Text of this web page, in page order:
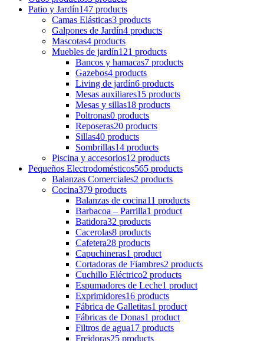
Patio y Jardín147 products
Camas Elásticas3 products
Galpones de Jardín4 products
Mascotas4 products
Muebles de jardín121 products
Bancos y hamacas7 products
Gazebos4 products
Living de jardín6 products
Mesas auxiliares15 products
Mesas y sillas18 products
Poltronas0 products
Reposeras20 products
Sillas40 products
Sombrillas14 products
Piscina y accesorios12 products
Pequeños Electrodomésticos565 products
Balanzas Comerciales2 products
Cocina379 products
Balanzas de cocina11 products
Barbacoa – Parrilla1 product
Batidora32 products
Cacerolas8 products
Cafetera28 products
Capuchineras1 product
Cortadoras de Fiambres2 products
Cuchillo Eléctrico2 products
Espumadores de Leche1 product
Exprimidores16 products
Fábrica de Galletitas1 product
Fábricas de Donas1 product
Filtros de agua17 products
Freidoras25 products